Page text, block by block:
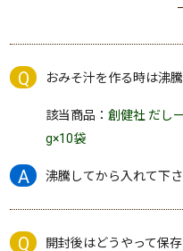
おみそ汁を作る時は沸
該当商品：創健社 だし
g×10袋
沸騰してから入れて下
開封後はどうやって保